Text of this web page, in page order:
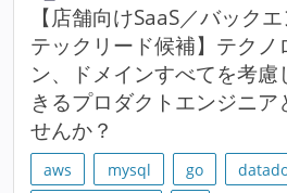
【店舗向けSaaS／バック
テックリード候補】テクノ
ン、ドメインすべてを考
きるプロダクトエンジニア
せんか？
aws mysql go